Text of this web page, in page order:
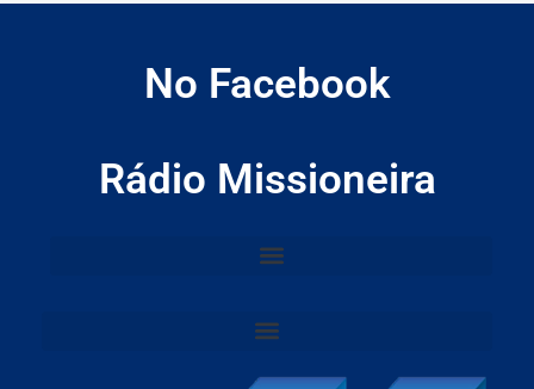
No Facebook
Rádio Missioneira